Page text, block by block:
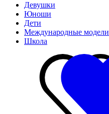
Девушки
Юноши
Дети
Международные модели
Школа